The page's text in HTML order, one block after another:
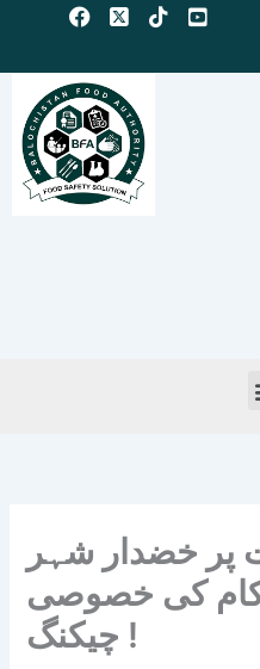
content
پر خضدار شہر
کی خصوصی
چیکنگ !